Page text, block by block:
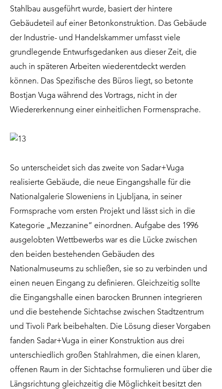
Stahlbau ausgeführt wurde, basiert der hintere
Gebäudeteil auf einer Betonkonstruktion. Das Gebäude
der Industrie- und Handelskammer umfasst viele
grundlegende Entwurfsgedanken aus dieser Zeit, die
auch in späteren Arbeiten wiederentdeckt werden
können. Das Spezifische des Büros liegt, so betonte
Bostjan Vuga während des Vortrags, nicht in der
Wiedererkennung einer einheitlichen Formensprache.
So unterscheidet sich das zweite von Sadar+Vuga
realisierte Gebäude, die neue Eingangshalle für die
Nationalgalerie Sloweniens in Ljubljana, in seiner
Formsprache vom ersten Projekt und lässt sich in die
Kategorie „Mezzanine“ einordnen. Aufgabe des 1996
ausgelobten Wettbewerbs war es die Lücke zwischen
den beiden bestehenden Gebäuden des
Nationalmuseums zu schließen, sie so zu verbinden und
einen neuen Eingang zu definieren. Gleichzeitig sollte
die Eingangshalle einen barocken Brunnen integrieren
und die bestehende Sichtachse zwischen Stadtzentrum
und Tivoli Park beibehalten. Die Lösung dieser Vorgaben
fanden Sadar+Vuga in einer Konstruktion aus drei
unterschiedlich großen Stahlrahmen, die einen klaren,
offenen Raum in der Sichtachse formulieren und über die
Längsrichtung gleichzeitig die Möglichkeit besitzt den